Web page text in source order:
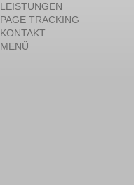
LEISTUNGEN
PAGE TRACKING
KONTAKT
MENÜ